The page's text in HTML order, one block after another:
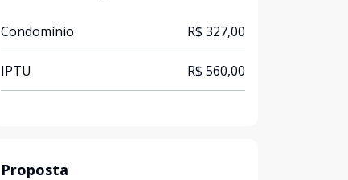
Condomínio R$ 327,00
IPTU R$ 560,00
Proposta